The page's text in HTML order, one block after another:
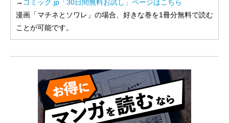
→ コミック.jp「30日間無料お試し」ページはこちら
漫画「マチネとソワレ」の場合、好きな巻を1冊分無料で読む
ことが可能です。